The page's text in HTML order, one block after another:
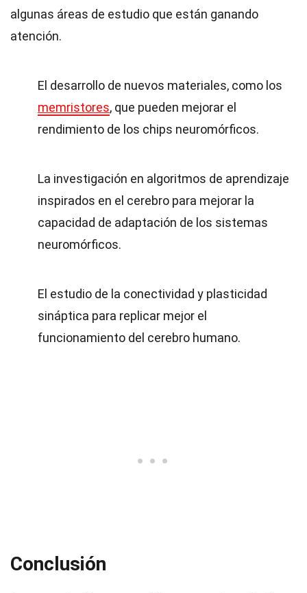
algunas áreas de estudio que están ganando
atención.
El desarrollo de nuevos materiales, como los
memristores, que pueden mejorar el
rendimiento de los chips neuromórficos.
La investigación en algoritmos de aprendizaje
inspirados en el cerebro para mejorar la
capacidad de adaptación de los sistemas
neuromórficos.
El estudio de la conectividad y plasticidad
sináptica para replicar mejor el
funcionamiento del cerebro humano.
Conclusión